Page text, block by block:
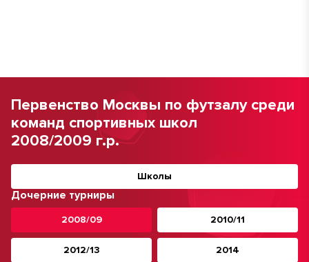
Первенство Москвы по футзалу среди
команд спортивных школ
2008/2009 г.р.
Школы
Дочерние турниры
2008/09 2010/11
2012/13 2014